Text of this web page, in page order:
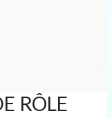
RÔLE